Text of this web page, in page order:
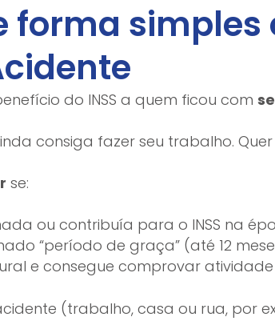
forma simples
do INSS a quem ficou com
consiga fazer seu trabalho.
se:
ou contribuía para o INSS na
“período de graça” (até 12
e consegue comprovar
(trabalho, casa ou rua, por